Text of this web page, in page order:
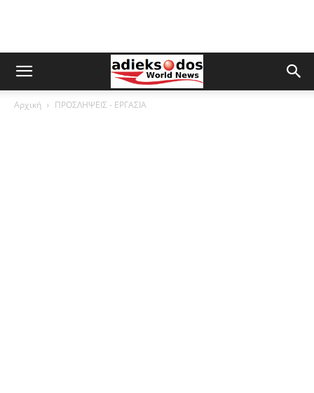
Αρχική ΠΡΟΣΛΗΨΕΙΣ - ΕΡΓΑΣΙΑ